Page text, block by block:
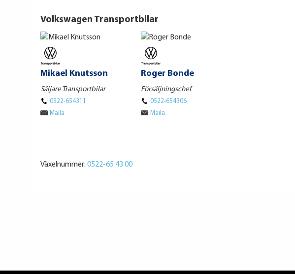
Volkswagen Transportbilar
Mikael Knutsson
Säljare Transportbilar
0522-654311
Maila
Roger Bonde
Försäljningschef
0522-654306
Maila
Växelnummer: 0522-65 43 00